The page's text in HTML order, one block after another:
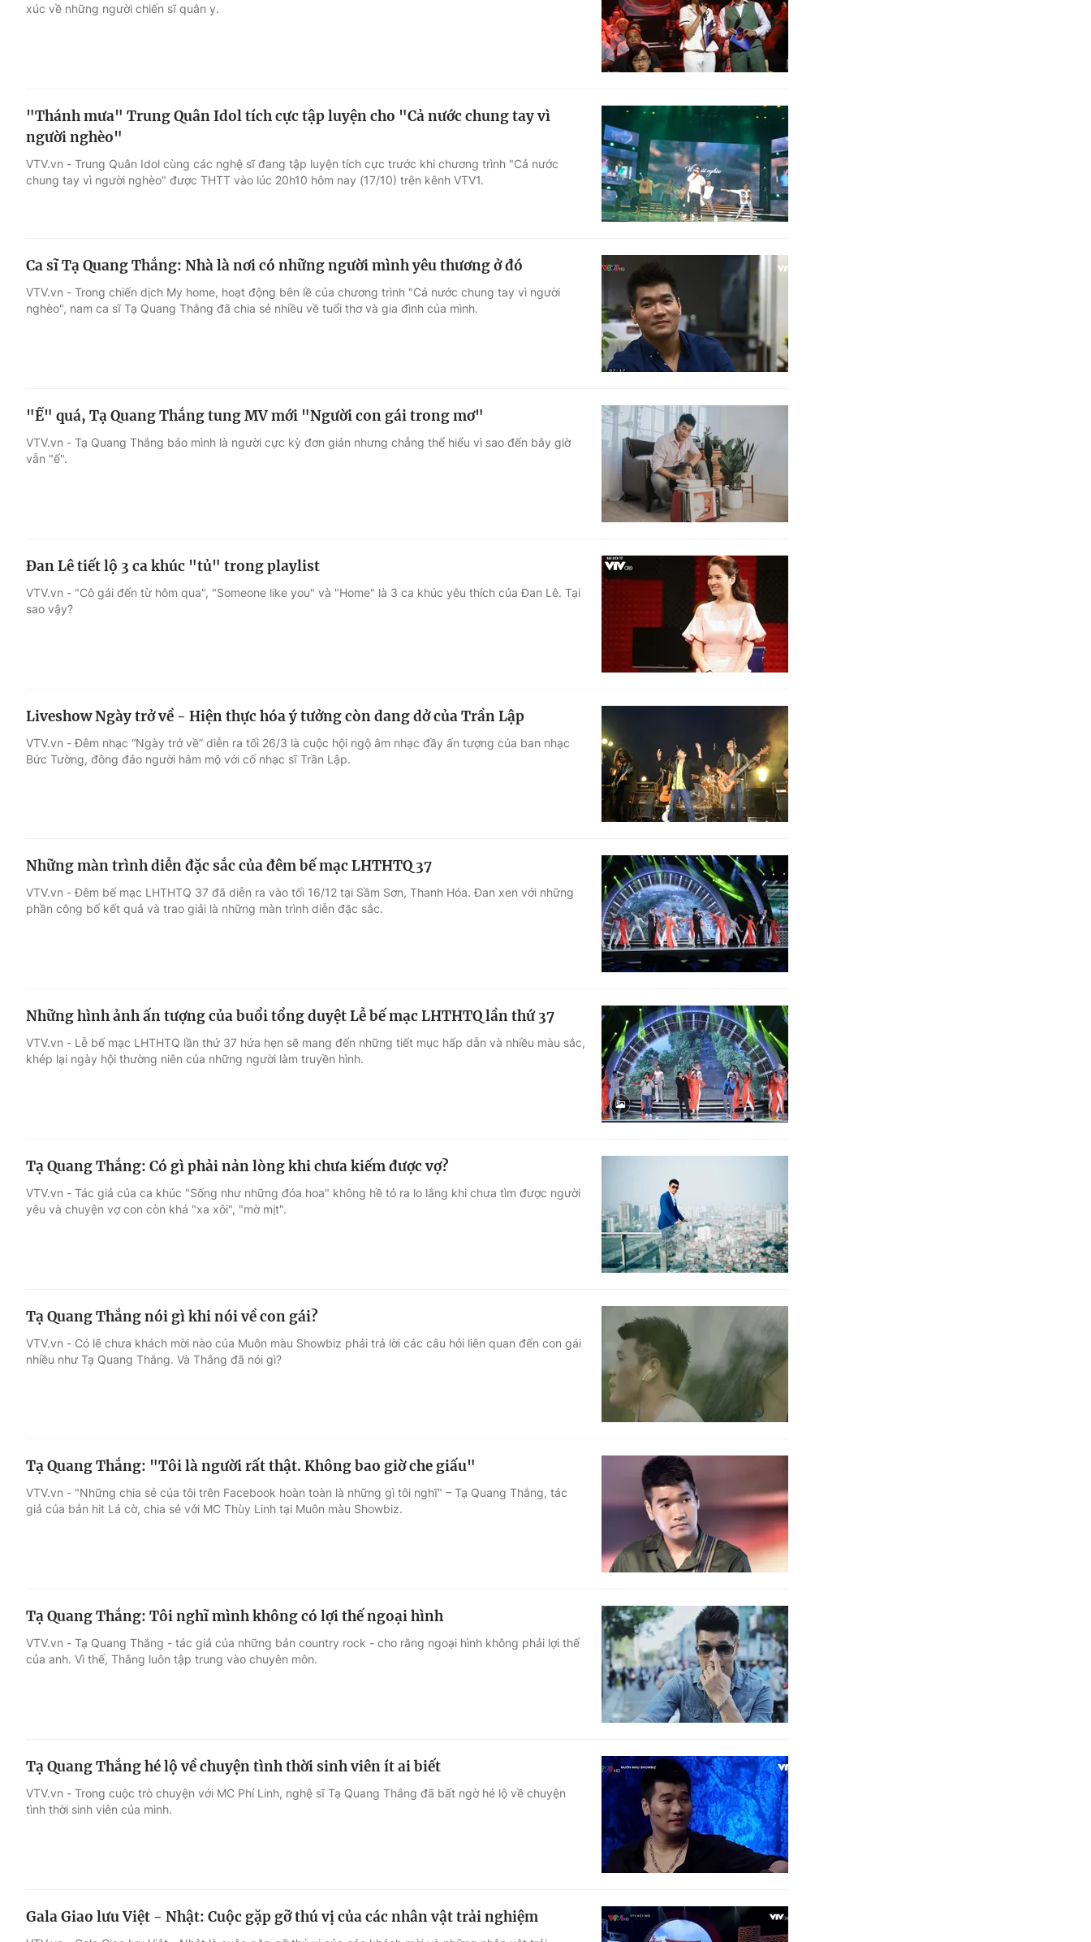
xúc về những người chiến sĩ quân y.
"Thánh mưa" Trung Quân Idol tích cực tập luyện cho "Cả nước chung tay vì
người nghèo"
VTV.vn - Trung Quân Idol cùng các nghệ sĩ đang tập luyện tích cực trước khi chương trình "Cả nước
chung tay vì người nghèo" được THTT vào lúc 20h10 hôm nay (17/10) trên kênh VTV1.
Ca sĩ Tạ Quang Thắng: Nhà là nơi có những người mình yêu thương ở đó
VTV.vn - Trong chiến dịch My home, hoạt động bên lề của chương trình "Cả nước chung tay vì người
nghèo", nam ca sĩ Tạ Quang Thắng đã chia sẻ nhiều về tuổi thơ và gia đình của mình.
"Ế" quá, Tạ Quang Thắng tung MV mới "Người con gái trong mơ"
VTV.vn - Tạ Quang Thắng bảo mình là người cực kỳ đơn giản nhưng chẳng thể hiểu vì sao đến bây giờ
vẫn "ế".
Đan Lê tiết lộ 3 ca khúc "tủ" trong playlist
VTV.vn - "Cô gái đến từ hôm qua", "Someone like you" và "Home" là 3 ca khúc yêu thích của Đan Lê. Tại
sao vậy?
Liveshow Ngày trở về - Hiện thực hóa ý tưởng còn dang dở của Trần Lập
VTV.vn - Đêm nhạc “Ngày trở về” diễn ra tối 26/3 là cuộc hội ngộ âm nhạc đầy ấn tượng của ban nhạc
Bức Tường, đông đảo người hâm mộ với cố nhạc sĩ Trần Lập.
Những màn trình diễn đặc sắc của đêm bế mạc LHTHTQ 37
VTV.vn - Đêm bế mạc LHTHTQ 37 đã diễn ra vào tối 16/12 tại Sầm Sơn, Thanh Hóa. Đan xen với những
phần công bố kết quả và trao giải là những màn trình diễn đặc sắc.
Những hình ảnh ấn tượng của buổi tổng duyệt Lễ bế mạc LHTHTQ lần thứ 37
VTV.vn - Lễ bế mạc LHTHTQ lần thứ 37 hứa hẹn sẽ mang đến những tiết mục hấp dẫn và nhiều màu sắc,
khép lại ngày hội thường niên của những người làm truyền hình.
Tạ Quang Thắng: Có gì phải nản lòng khi chưa kiếm được vợ?
VTV.vn - Tác giả của ca khúc "Sống như những đóa hoa" không hề tỏ ra lo lắng khi chưa tìm được người
yêu và chuyện vợ con còn khá "xa xôi", "mờ mịt".
Tạ Quang Thắng nói gì khi nói về con gái?
VTV.vn - Có lẽ chưa khách mời nào của Muôn màu Showbiz phải trả lời các câu hỏi liên quan đến con gái
nhiều như Tạ Quang Thắng. Và Thắng đã nói gì?
Tạ Quang Thắng: "Tôi là người rất thật. Không bao giờ che giấu"
VTV.vn - "Những chia sẻ của tôi trên Facebook hoàn toàn là những gì tôi nghĩ" – Tạ Quang Thắng, tác
giả của bản hit Lá cờ, chia sẻ với MC Thùy Linh tại Muôn màu Showbiz.
Tạ Quang Thắng: Tôi nghĩ mình không có lợi thế ngoại hình
VTV.vn - Tạ Quang Thắng - tác giả của những bản country rock - cho rằng ngoại hình không phải lợi thế
của anh. Vì thế, Thắng luôn tập trung vào chuyên môn.
Tạ Quang Thắng hé lộ về chuyện tình thời sinh viên ít ai biết
VTV.vn - Trong cuộc trò chuyện với MC Phí Linh, nghệ sĩ Tạ Quang Thắng đã bất ngờ hé lộ về chuyện
tình thời sinh viên của mình.
Gala Giao lưu Việt - Nhật: Cuộc gặp gỡ thú vị của các nhân vật trải nghiệm